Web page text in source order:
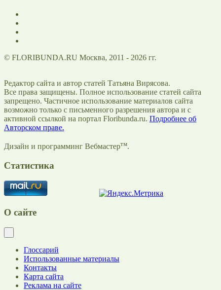
© FLORIBUNDA.RU Москва, 2011 - 2026 гг.
Редактор сайта и автор статей Татьяна Вирясова.
Все права защищены. Полное использование статей сайта
запрещено. Частичное использование материалов сайта
возможно только с письменного разрешения автора и с
активной ссылкой на портал Floribunda.ru. Подробнее об
Авторском праве.
Дизайн и программинг Вебмастертм.
Статистика
О сайте
Глоссарий
Использованные материалы
Контакты
Карта сайта
Реклама на сайте